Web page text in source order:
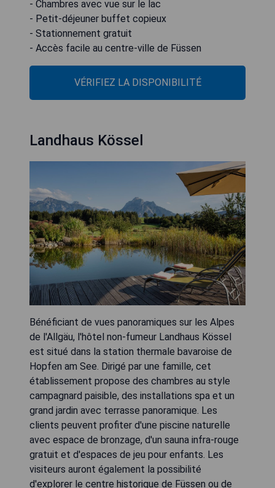
- Chambres avec vue sur le lac
- Petit-déjeuner buffet copieux
- Stationnement gratuit
- Accès facile au centre-ville de Füssen
VÉRIFIEZ LA DISPONIBILITÉ
Landhaus Kössel
Bénéficiant de vues panoramiques sur les Alpes
de l'Allgäu, l'hôtel non-fumeur Landhaus Kössel
est situé dans la station thermale bavaroise de
Hopfen am See. Dirigé par une famille, cet
établissement propose des chambres au style
campagnard paisible, des installations spa et un
grand jardin avec terrasse panoramique. Les
clients peuvent profiter d'une piscine naturelle
avec espace de bronzage, d'un sauna infra-rouge
gratuit et d'espaces de jeu pour enfants. Les
visiteurs auront également la possibilité
d'explorer le centre historique de Füssen ou de